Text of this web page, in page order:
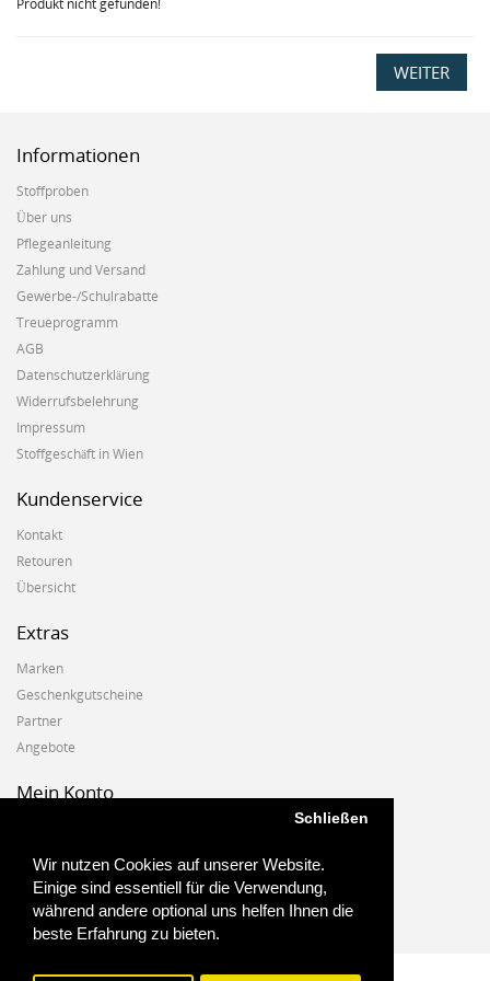
Wir nutzen Cookies auf unserer Website.
Einige sind essentiell für die Verwendung,
während andere optional uns helfen Ihnen die
beste Erfahrung zu bieten.
Schließen
Produkt nicht gefunden!
WEITER
Informationen
Stoffproben
Über uns
Pflegeanleitung
Zahlung und Versand
Gewerbe-/Schulrabatte
Treueprogramm
AGB
Datenschutzerklärung
Widerrufsbelehrung
Impressum
Stoffgeschäft in Wien
Kundenservice
Kontakt
Retouren
Übersicht
Extras
Marken
Geschenkgutscheine
Partner
Angebote
Mein Konto
Auftragshistorie
Wunschzettel
Newsletter